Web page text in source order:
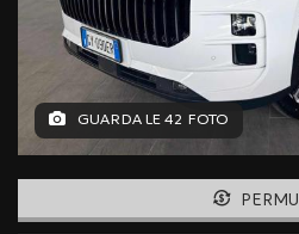
GUARDA LE 42 FOTO
tracciamento
adottiamo
offrire
le
funzionalità
e
le